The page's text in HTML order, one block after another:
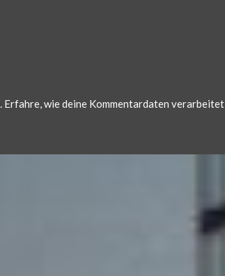
Erfahre, wie deine Kommentardaten verarbeitet